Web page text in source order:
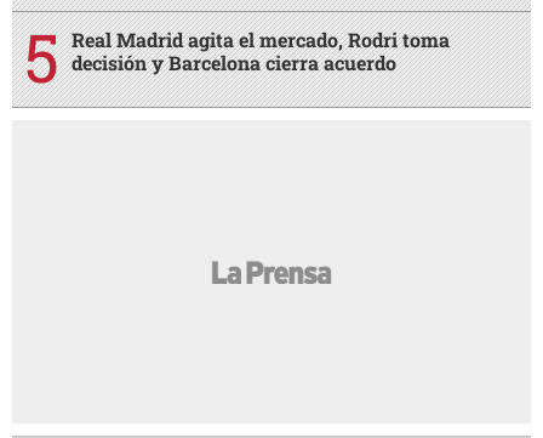
Real Madrid agita el mercado, Rodri toma
decisión y Barcelona cierra acuerdo